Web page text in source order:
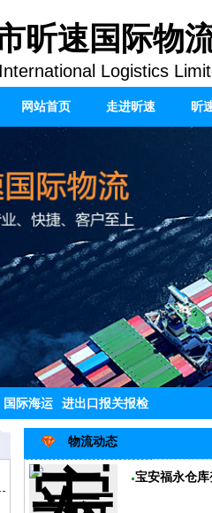
昕速国际物
Logistics
网站首页 走进昕速 昕
国际海运 进出口报关报检
物流动态
宝安福永仓